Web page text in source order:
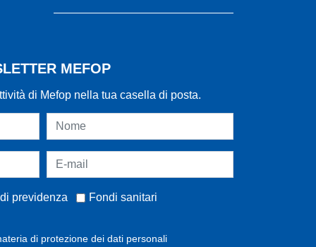
MEFOP
di Mefop nella tua casella di posta.
previdenza Fondi sanitari
di protezione dei dati personali